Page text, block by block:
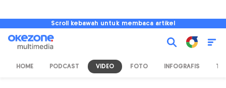
Scroll kebawah untuk membaca artikel
HOME PODCAST VIDEO FOTO INFOGRAFIS TV